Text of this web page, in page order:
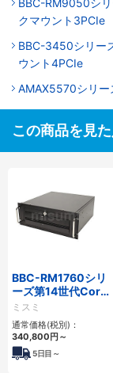
クマウント3PCIe
BBC-3450シリー
ウント4PCIe
AMAX5570シリー
この商品を見
BBC-RM1760シリ
ーズ第14世代Core
対応ラックマウント
3PCIe
ミスミ
通常価格(税別)：
340,800円～
5日目～